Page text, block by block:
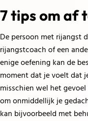
7 tips om af
De persoon met rijangst
rijangstcoach of een
enige oefening kan de
moment dat je voelt dat
misschien wel het
om onmiddellijk je
kan bijvoorbeeld met